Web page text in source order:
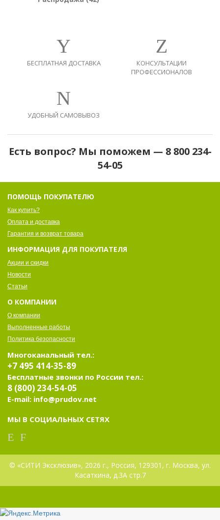
БЕСПЛАТНАЯ ДОСТАВКА
КОНСУЛЬТАЦИИ
ПРОФЕССИОНАЛОВ
УДОБНЫЙ САМОВЫВОЗ
Есть вопрос? Мы поможем — 8 800 234-
54-05
ПОМОЩЬ ПОКУПАТЕЛЮ
Как купить?
Оплата и доставка
Гарантия и возврат товара
ИНФОРМАЦИЯ ДЛЯ ПОКУПАТЕЛЯ
Акции и скидки
Новости
Статьи
О КОМПАНИИ
О компании
Выполненные работы
Политика безопасности
Многоканальный тел.:
+7 495 414-35-89
Бесплатные звонки по России тел.:
8 (800) 234-54-05
E-mail: info@prudov.net
МЫ В СОЦИАЛЬНЫХ СЕТЯХ
© «СИТИ Эксклюзив», 2026 г., Россия, 129301, г. Москва, ул.
Касаткина, д.3А стр.7